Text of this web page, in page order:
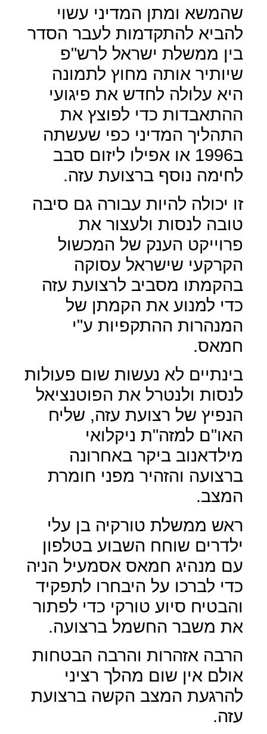
שהמשא ומתן המדיני עשוי
להביא להתקדמות לעבר הסדר
בין ממשלת ישראל לרש"פ
שיותיר אותה מחוץ לתמונה
היא עלולה לחדש את פיגועי
ההתאבדות כדי לפוצץ את
התהליך המדיני כפי שעשתה
ב1996 או אפילו ליזום סבב
לחימה נוסף ברצועת עזה.
זו יכולה להיות עבורה גם סיבה
טובה לנסות ולעצור את
פרוייקט הענק של המכשול
הקרקעי שישראל עסוקה
בהקמתו מסביב לרצועת עזה
כדי למנוע את הקמתן של
המנהרות ההתקפיות ע"י
חמאס.
בינתיים לא נעשות שום פעולות
לנסות ולנטרל את הפוטנציאל
הנפיץ של רצועת עזה, שליח
האו"ם למזה"ת ניקלואי
מילדאנוב ביקר באחרונה
ברצועה והזהיר מפני חומרת
המצב.
ראש ממשלת טורקיה בן עלי
ילדרים שוחח השבוע בטלפון
עם מנהיג חמאס אסמעיל הניה
כדי לברכו על היבחרו לתפקיד
והבטיח סיוע טורקי כדי לפתור
את משבר החשמל ברצועה.
הרבה אזהרות והרבה הבטחות
אולם אין שום מהלך רציני
להרגעת המצב הקשה ברצועת
עזה.